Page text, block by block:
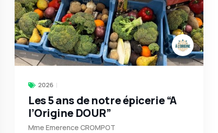
2026
Les 5 ans de notre épicerie “A
l’Origine DOUR”
Mme Emerence CROMPOT